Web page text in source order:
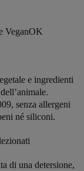
VeganOK
e ingredienti
senza allergeni
né siliconi.
di una detersione,